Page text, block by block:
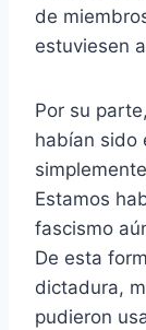
de
estuviesen
Por su
habían sido
Estamos
fascismo
De esta
dictadura,
pudieron